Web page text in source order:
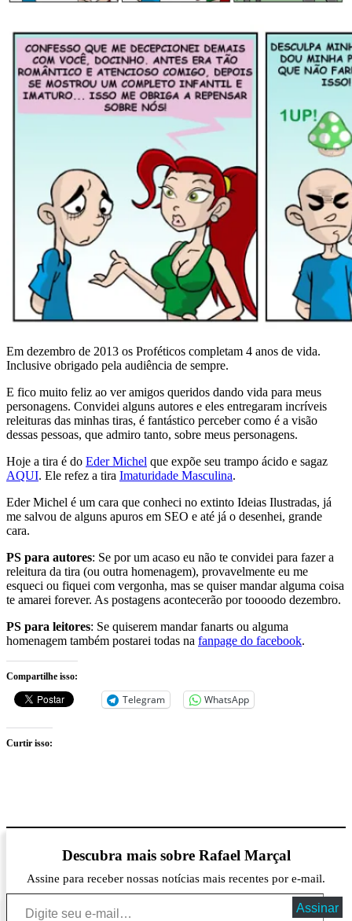
Em dezembro de 2013 os Proféticos completam 4 anos de vida.
Inclusive obrigado pela audiência de sempre.
E fico muito feliz ao ver amigos queridos dando vida para meus
personagens. Convidei alguns autores e eles entregaram incríveis
releituras das minhas tiras, é fantástico perceber como é a visão
dessas pessoas, que admiro tanto, sobre meus personagens.
Hoje a tira é do Eder Michel que expõe seu trampo ácido e sagaz
AQUI. Ele refez a tira Imaturidade Masculina.
Eder Michel é um cara que conheci no extinto Ideias Ilustradas, já
me salvou de alguns apuros em SEO e até já o desenhei, grande
cara.
PS para autores: Se por um acaso eu não te convidei para fazer a
releitura da tira (ou outra homenagem), provavelmente eu me
esqueci ou fiquei com vergonha, mas se quiser mandar alguma coisa
te amarei forever. As postagens acontecerão por toooodo dezembro.
PS para leitores: Se quiserem mandar fanarts ou alguma
homenagem também postarei todas na fanpage do facebook.
Compartilhe isso:
Telegram WhatsApp
Curtir isso:
Descubra mais sobre Rafael Marçal
Assine para receber nossas notícias mais recentes por e-mail.
Digite seu e-mail…
Assinar